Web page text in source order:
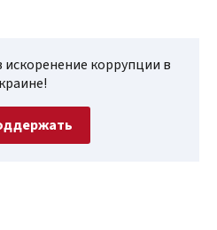
искоренение коррупции в